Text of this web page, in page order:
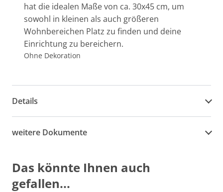
hat die idealen Maße von ca. 30x45 cm, um
sowohl in kleinen als auch größeren
Wohnbereichen Platz zu finden und deine
Einrichtung zu bereichern.
Ohne Dekoration
Details
weitere Dokumente
Das könnte Ihnen auch
gefallen...